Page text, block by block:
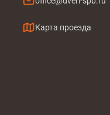
Карта проезда